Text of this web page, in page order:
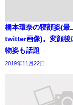
橋本環奈の寝顔姿(最
twitter画像)。変顔後
物姿も話題
2019年11月22日